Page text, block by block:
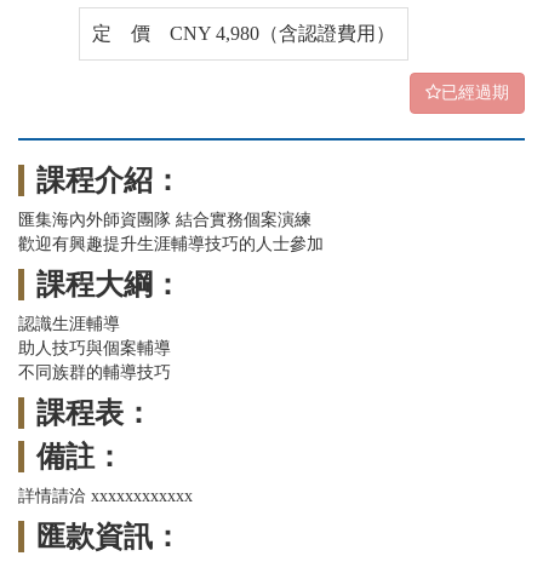
定 價 CNY 4,980（含認證費用）
已經過期
課程介紹：
匯集海內外師資團隊 結合實務個案演練
歡迎有興趣提升生涯輔導技巧的人士參加
課程大綱：
認識生涯輔導
助人技巧與個案輔導
不同族群的輔導技巧
課程表：
備註：
詳情請洽 xxxxxxxxxxxx
匯款資訊：